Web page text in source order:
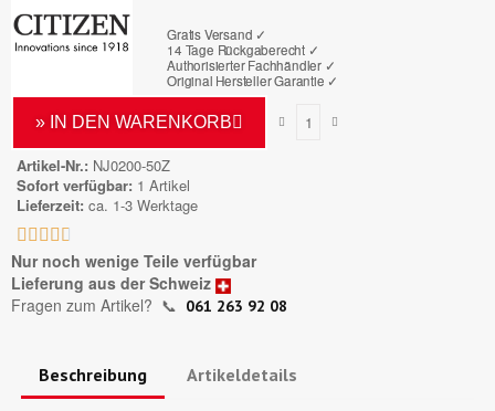
Gratis Versand ✓
14 Tage Rückgaberecht ✓
Authorisierter Fachhändler ✓
Original Hersteller Garantie ✓
» IN DEN WARENKORB
Artikel-Nr. NJ0200-50Z
Sofort verfügbar 1 Artikel
Lieferzeit ca. 1-3 Werktage
    
Nur noch wenige Teile verfügbar
Lieferung aus der Schweiz
Fragen zum Artikel? 📞 061 263 92 08
Beschreibung Artikeldetails